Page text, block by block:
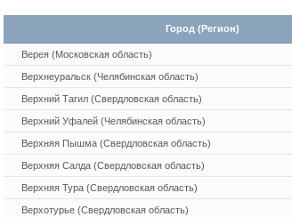
Город (Регион)
Верея (Московская область)
Верхнеуральск (Челябинская область)
Верхний Тагил (Свердловская область)
Верхний Уфалей (Челябинская область)
Верхняя Пышма (Свердловская область)
Верхняя Салда (Свердловская область)
Верхняя Тура (Свердловская область)
Верхотурье (Свердловская область)